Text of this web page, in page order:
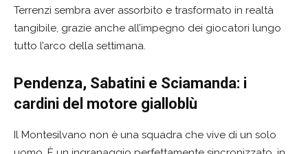
Terrenzi sembra aver assorbito e trasformato in realtà
tangibile, grazie anche all’impegno dei giocatori lungo
tutto l’arco della settimana.
Pendenza, Sabatini e Sciamanda: i
cardini del motore gialloblù
Il Montesilvano non è una squadra che vive di un solo